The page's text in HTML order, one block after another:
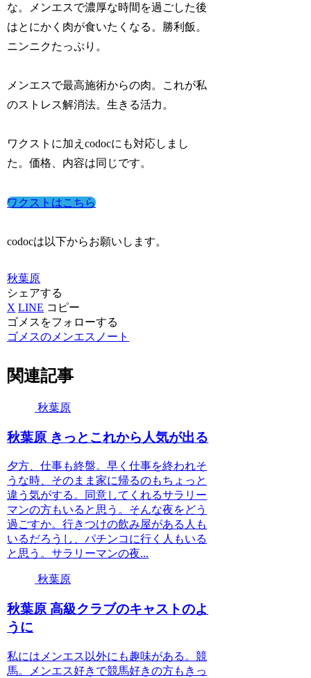
な。メンエスで濃厚な時間を過ごした後
はとにかく肉が食いたくなる。勝利飯。
ニンニクたっぷり。
メンエスで最高施術からの肉。これが私
のストレス解消法。生きる活力。
ワクストに加えcodocにも対応しまし
た。価格、内容は同じです。
ワクストはこちら
codocは以下からお願いします。
秋葉原
シェアする
X LINE コピー
ゴメスをフォローする
ゴメスのメンエスノート
関連記事
秋葉原
秋葉原 きっとこれから人気が出る
夕方、仕事も終盤。早く仕事を終われそ
うな時、そのまま家に帰るのもちょっと
違う気がする。同意してくれるサラリー
マンの方もいると思う。そんな夜をどう
過ごすか。行きつけの飲み屋がある人も
いるだろうし、パチンコに行く人もいる
と思う。サラリーマンの夜...
秋葉原
秋葉原 高級クラブのキャストのよ
うに
私にはメンエス以外にも趣味がある。競
馬。メンエス好きで競馬好きの方もきっ